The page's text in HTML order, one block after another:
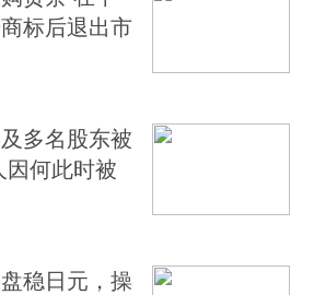
标后退出市
多名股东被
何此时被
稳日元，操